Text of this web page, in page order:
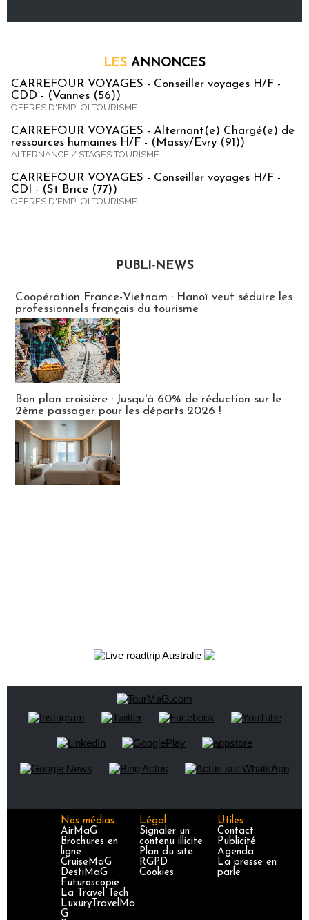
LES ANNONCES
CARREFOUR VOYAGES - Conseiller voyages H/F -
CDD - (Vannes (56))
OFFRES D'EMPLOI TOURISME
CARREFOUR VOYAGES - Alternant(e) Chargé(e) de
ressources humaines H/F - (Massy/Evry (91))
ALTERNANCE / STAGES TOURISME
CARREFOUR VOYAGES - Conseiller voyages H/F -
CDI - (St Brice (77))
OFFRES D'EMPLOI TOURISME
PUBLI-NEWS
Coopération France-Vietnam : Hanoï veut séduire les
professionnels français du tourisme
Bon plan croisière : Jusqu'à 60% de réduction sur le
2ème passager pour les départs 2026 !
Nos médias
AirMaG
Brochures en
ligne
CruiseMaG
DestiMaG
Futuroscopie
La Travel Tech
LuxuryTravelMa
G
Légal
Signaler un
contenu illicite
Plan du site
RGPD
Cookies
Utiles
Contact
Publicité
Agenda
La presse en
parle